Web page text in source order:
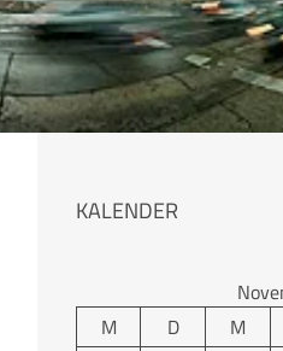
Kategorien
KALENDER
M
D M